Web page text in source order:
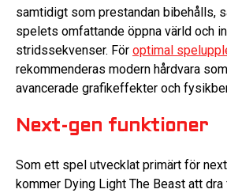
samtidigt som prestandan bibehålls,
spelets omfattande öppna värld och
stridssekvenser. För optimal
rekommenderas modern hårdvara
avancerade grafikeffekter och
Next-gen funktioner
Som ett spel utvecklat primärt för
kommer Dying Light The Beast att